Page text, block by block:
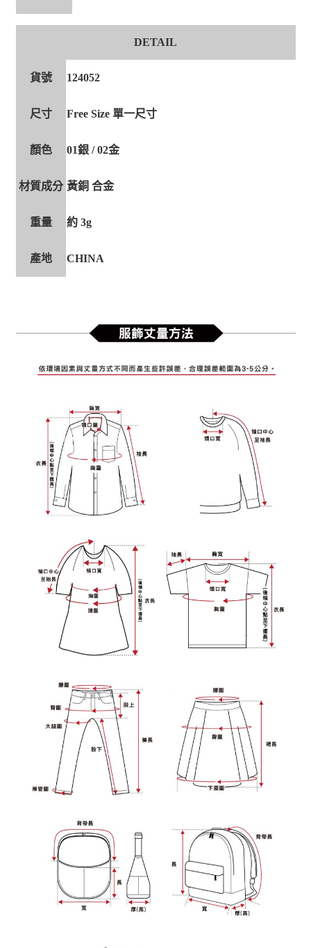
DETAIL
貨號 124052
尺寸 Free Size 單一尺寸
顏色 01銀 / 02金
材質成分 黃銅 合金
重量 約 3g
產地 CHINA